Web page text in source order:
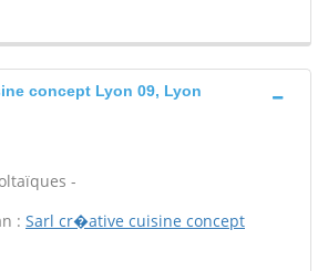
concept Lyon 09, Lyon
-
: Sarl cr�ative cuisine concept